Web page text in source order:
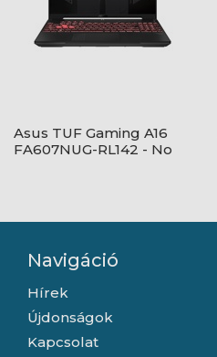
Asus TUF Gaming A16
FA607NUG-RL142 - No
Navigáció
Hírek
Újdonságok
Kapcsolat